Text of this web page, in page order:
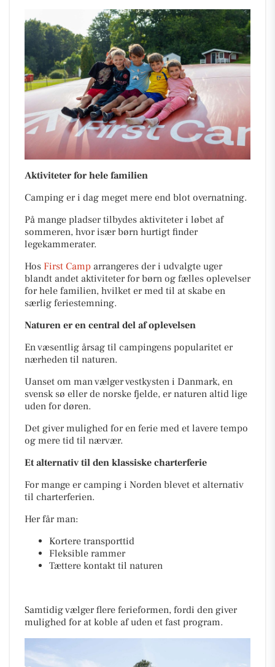
Aktiviteter for hele familien
Camping er i dag meget mere end blot overnatning.
På mange pladser tilbydes aktiviteter i løbet af
sommeren, hvor især børn hurtigt finder
legekammerater.
Hos First Camp arrangeres der i udvalgte uger
blandt andet aktiviteter for børn og fælles oplevelser
for hele familien, hvilket er med til at skabe en
særlig feriestemning.
Naturen er en central del af oplevelsen
En væsentlig årsag til campingens popularitet er
nærheden til naturen.
Uanset om man vælger vestkysten i Danmark, en
svensk sø eller de norske fjelde, er naturen altid lige
uden for døren.
Det giver mulighed for en ferie med et lavere tempo
og mere tid til nærvær.
Et alternativ til den klassiske charterferie
For mange er camping i Norden blevet et alternativ
til charterferien.
Her får man:
Kortere transporttid
Fleksible rammer
Tættere kontakt til naturen
Samtidig vælger flere ferieformen, fordi den giver
mulighed for at koble af uden et fast program.